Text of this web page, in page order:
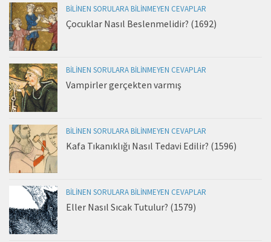
BILINEN SORULARA BILINMEYEN CEVAPLAR
Çocuklar Nasıl Beslenmelidir? (1692)
BILINEN SORULARA BILINMEYEN CEVAPLAR
Vampirler gerçekten varmış
BILINEN SORULARA BILINMEYEN CEVAPLAR
Kafa Tıkanıklığı Nasıl Tedavi Edilir? (1596)
BILINEN SORULARA BILINMEYEN CEVAPLAR
Eller Nasıl Sıcak Tutulur? (1579)